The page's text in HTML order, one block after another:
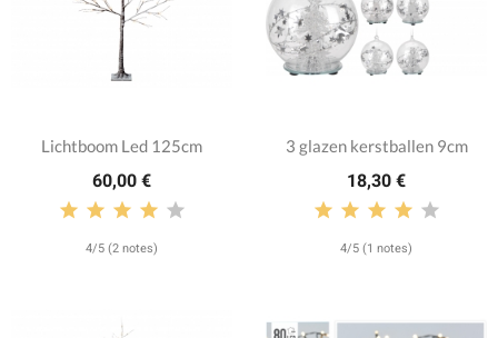
Lichtboom Led 125cm
60,00 €
4/5 (2 notes)
3 glazen kerstballen 9cm
18,30 €
4/5 (1 notes)